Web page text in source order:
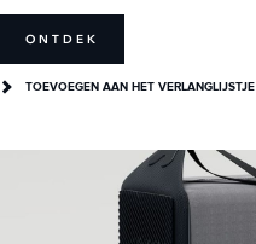
ONTDEK
TOEVOEGEN AAN HET VERLANGLIJSTJE